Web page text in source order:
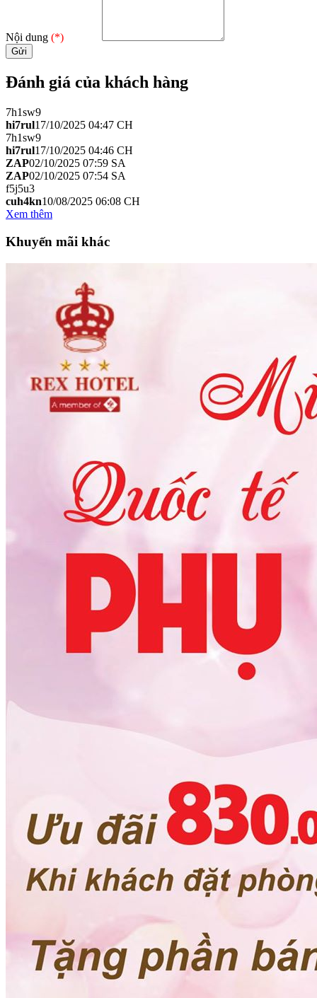
Nội dung (*)
Đánh giá của khách hàng
7h1sw9
hi7rul17/10/2025 04:47 CH
7h1sw9
hi7rul17/10/2025 04:46 CH
ZAP02/10/2025 07:59 SA
ZAP02/10/2025 07:54 SA
f5j5u3
cuh4kn10/08/2025 06:08 CH
Xem thêm
Khuyến mãi khác